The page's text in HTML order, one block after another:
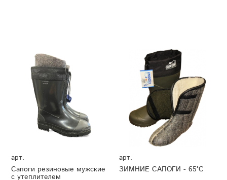
арт.
Сапоги резиновые мужские
с утеплителем
арт.
ЗИМНИЕ САПОГИ - 65°C